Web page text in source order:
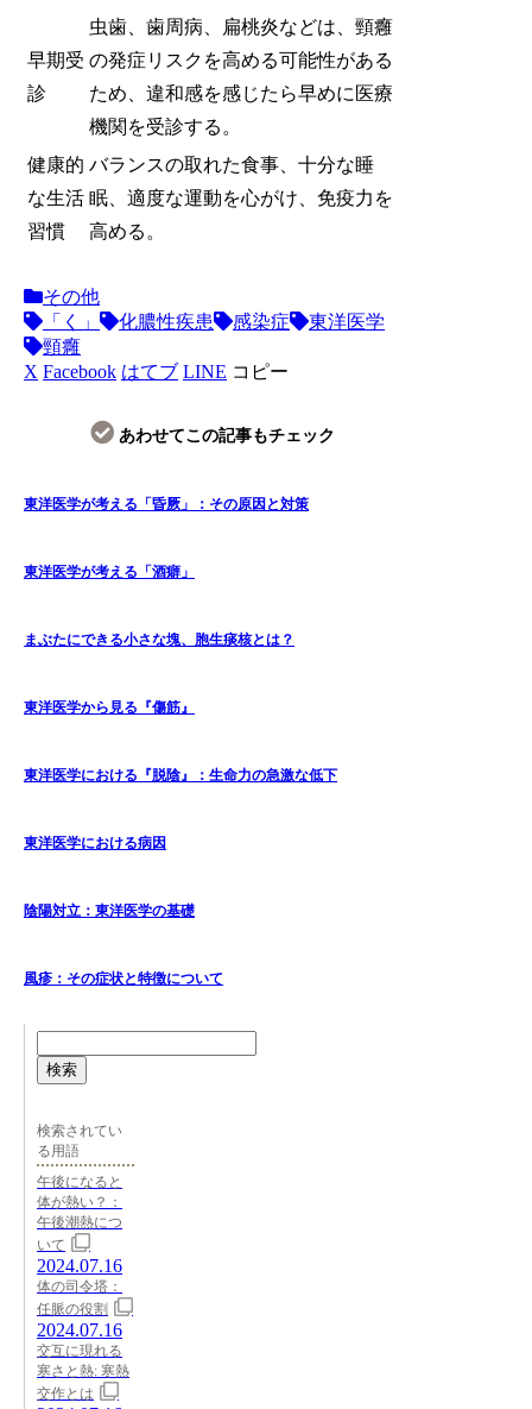
早期受
診
虫歯、歯周病、扁桃炎などは、頸癰
の発症リスクを高める可能性がある
ため、違和感を感じたら早めに医療
機関を受診する。
健康的
な生活
習慣
バランスの取れた食事、十分な睡
眠、適度な運動を心がけ、免疫力を
高める。
その他
「く」
化膿性疾患 感染症
東洋医学
頸癰
X Facebook はてブ LINE コピー
あわせてこの記事もチェック
東洋医学が考える「昏厥」：その原因と対策
東洋医学が考える「酒癖」
まぶたにできる小さな塊、胞生痰核とは？
東洋医学から見る『傷筋』
東洋医学における『脱陰』：生命力の急激な低下
東洋医学における病因
陰陽対立：東洋医学の基礎
風疹：その症状と特徴について
検索
検索されてい
る用語
午後になると
体が熱い？：
午後潮熱につ
いて
2024.07.16
体の司令塔：
任脈の役割
2024.07.16
交互に現れる
寒さと熱: 寒熱
交作とは